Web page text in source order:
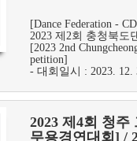
[Dance Federation -
2023 제2회 충청북도
[2023 2nd
petition]
- 대회일시 : 2023.
2023 제4회 청
무용경연대회] /